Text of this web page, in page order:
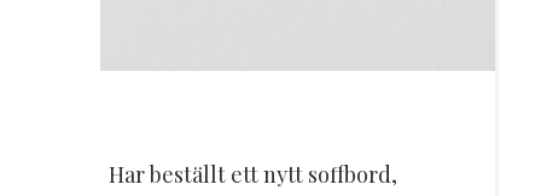
Har beställt ett nytt soffbord,